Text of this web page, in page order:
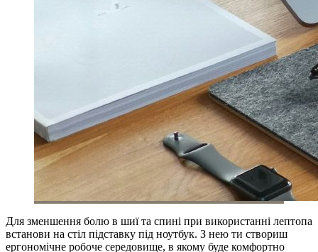
Для зменшення болю в шиї та спині при використанні лептопа
встанови на стіл підставку під ноутбук. З нею ти створиш
ергономічне робоче середовище, в якому буде комфортно